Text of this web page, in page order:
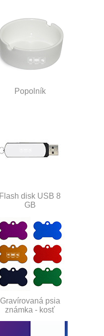
Popolník
Flash disk USB 8
GB
Gravírovaná psia
známka - kosť